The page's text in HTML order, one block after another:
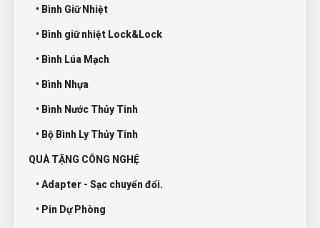
• Bình Giữ Nhiệt
• Bình giữ nhiệt Lock&Lock
• Bình Lúa Mạch
• Bình Nhựa
• Bình Nước Thủy Tinh
• Bộ Bình Ly Thủy Tinh
QUÀ TẶNG CÔNG NGHỆ
• Adapter - Sạc chuyển đổi.
• Pin Dự Phòng